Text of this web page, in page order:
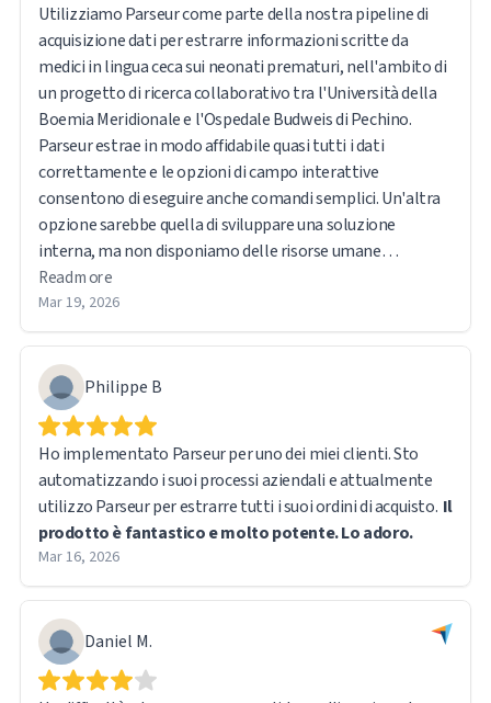
Utilizziamo Parseur come parte della nostra pipeline di
acquisizione dati per estrarre informazioni scritte da
medici in lingua ceca sui neonati prematuri, nell'ambito di
un progetto di ricerca collaborativo tra l'Università della
Boemia Meridionale e l'Ospedale Budweis di Pechino.
Parseur estrae in modo affidabile quasi tutti i dati
correttamente e le opzioni di campo interattive
consentono di eseguire anche comandi semplici. Un'altra
opzione sarebbe quella di sviluppare una soluzione
interna, ma non disponiamo delle risorse umane
necessarie. L'OCR funziona abbastanza bene, ma rispetto
ai PDF nativi presenta alcune limitazioni nell'estrazione
dei campi. Nel complesso, è un buon prodotto.
Read more
Mar 19, 2026
Philippe B
Ho implementato Parseur per uno dei miei clienti. Sto
automatizzando i suoi processi aziendali e attualmente
utilizzo Parseur per estrarre tutti i suoi ordini di acquisto. Il
prodotto è fantastico e molto potente. Lo adoro.
Mar 16, 2026
Daniel M.